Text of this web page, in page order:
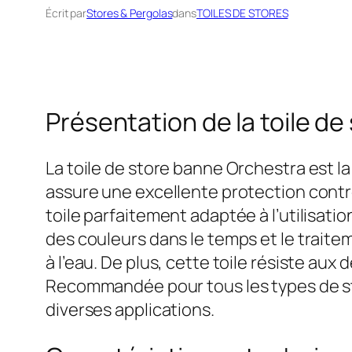
Écrit parStores & PergolasdansTOILES DE STORES
Présentation de la toile
La toile de store banne Orchestra est
assure une excellente protection
toile parfaitement adaptée à
des couleurs dans le temps et le
à l’eau. De plus, cette toile résiste
Recommandée pour tous les types de
diverses applications.